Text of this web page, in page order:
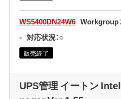
WS5400DN24W6 Workgroup
- 対応状況：○
販売終了
UPS管理 イートン